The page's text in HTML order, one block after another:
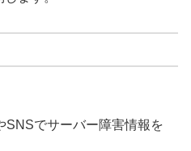
SNSでサーバー障害情報を